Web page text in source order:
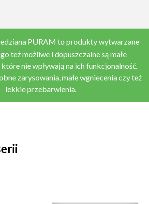
PURAM to produkty wytwarzane
też możliwe i dopuszczalne są małe
nie wpływają na ich funkcjonalność.
zarysowania, małe wgniecenia czy też
lekkie przebarwienia.